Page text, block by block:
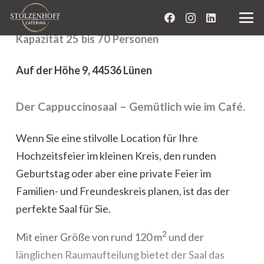
Kapazität 25 bis 70 Personen
Auf der Höhe 9, 44536 Lünen
Der Cappuccinosaal – Gemütlich wie im Café.
Wenn Sie eine stilvolle Location für Ihre
Hochzeitsfeier im kleinen Kreis, den runden
Geburtstag oder aber eine private Feier im
Familien- und Freundeskreis planen, ist das der
perfekte Saal für Sie.
Mit einer Größe von rund 120 m2 und der
länglichen Raumaufteilung bietet der Saal das